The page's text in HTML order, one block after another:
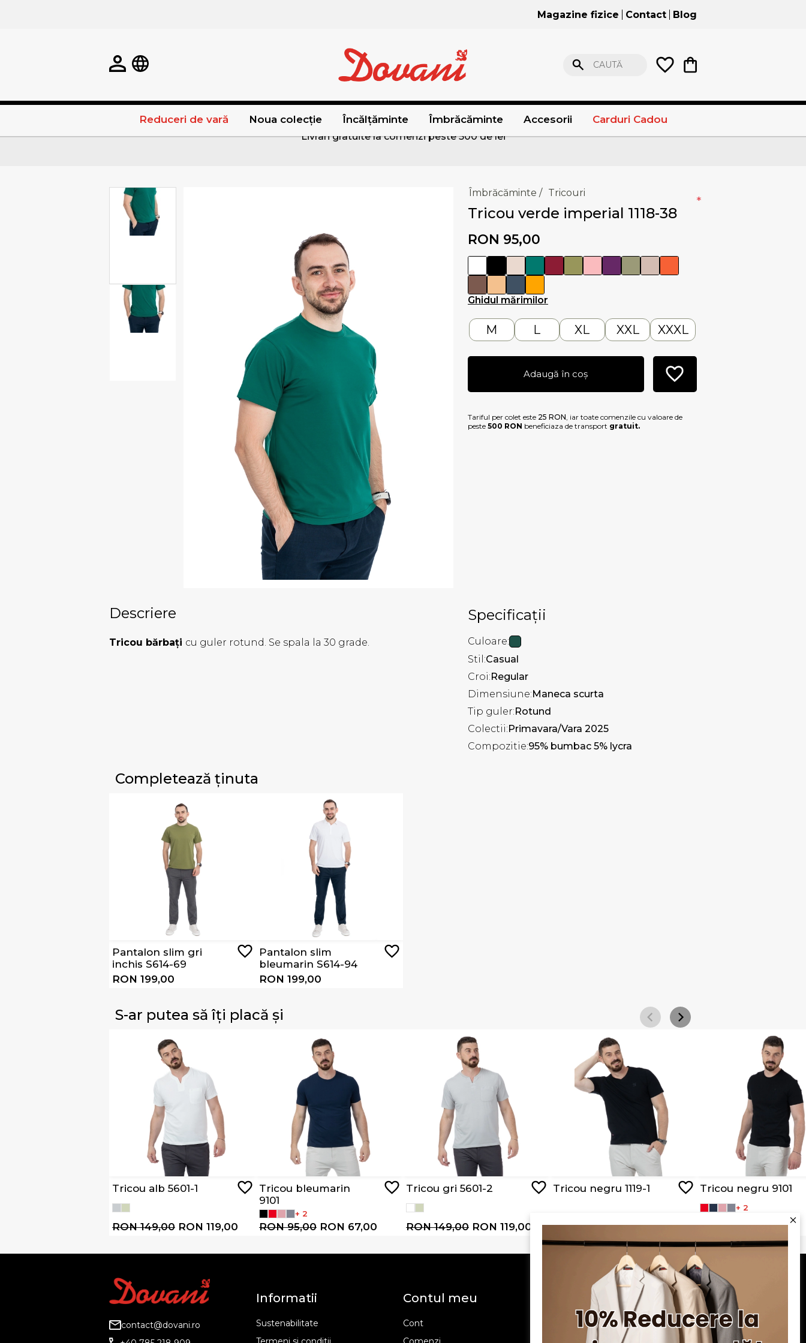
Magazine fizice Contact Blog
CAUTĂ
Reduceri de vară Noua colecție Încălțăminte Îmbrăcăminte Accesorii Carduri Cadou
Livrari gratuite la comenzi peste 500 de lei
Îmbrăcăminte / Tricouri
Tricou verde imperial 1118-38
RON 95,00
Ghidul mărimilor
*
M L XL XXL XXXL
Adaugă în coș
Tariful per colet este 25 RON , iar toate comenzile cu valoare de
peste 500 RON beneficiaza de transport gratuit.
Descriere
Tricou bărbați cu guler rotund. Se spala la 30 grade.
Specificații
Culoare:
Stil:Casual
Croi:Regular
Dimensiune:Maneca scurta
Tip guler:Rotund
Colectii:Primavara/Vara 2025
Compozitie:95% bumbac 5% lycra
Completează ținuta
Pantalon slim gri
inchis S614-69
RON 199,00
Pantalon slim
bleumarin S614-94
RON 199,00
S-ar putea să îți placă și
Tricou alb 5601-1
RON 149,00 RON 119,00
Tricou bleumarin
9101
+ 2
RON 95,00 RON 67,00
Tricou gri 5601-2
RON 149,00 RON 119,00
Tricou negru 1119-1
RON 89,00 RON 44,50
Tricou negru 9101
+ 2
RON 95,00
contact@dovani.ro
Informatii
Sustenabilitate
Contul meu
Cont
Serviciu clienți